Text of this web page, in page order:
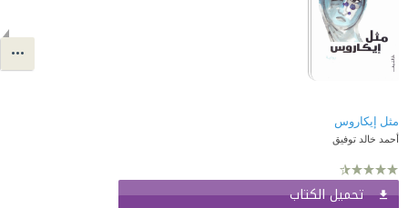
مثل إيكاروس
أحمد خالد توفيق
تحميل الكتاب